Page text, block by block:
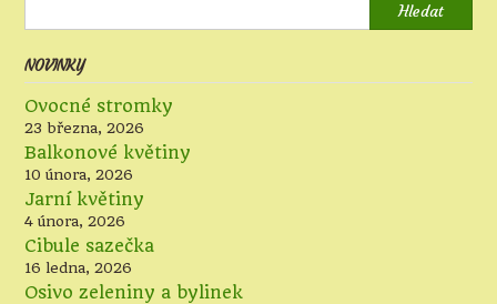
Hledat
NOVINKY
Ovocné stromky
23 března, 2026
Balkonové květiny
10 února, 2026
Jarní květiny
4 února, 2026
Cibule sazečka
16 ledna, 2026
Osivo zeleniny a bylinek